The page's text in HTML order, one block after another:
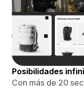
Posibilidades
Con más de 20